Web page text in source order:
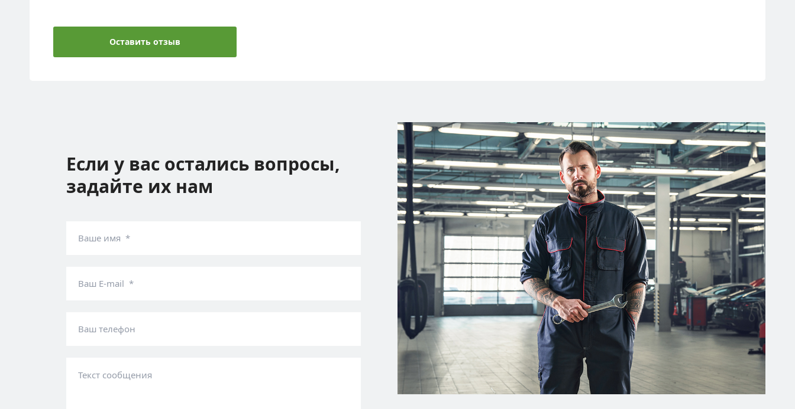
Оставить отзыв
Если у вас остались вопросы,
задайте их нам
Ваше имя *
Ваш E-mail *
Ваш телефон
Текст сообщения